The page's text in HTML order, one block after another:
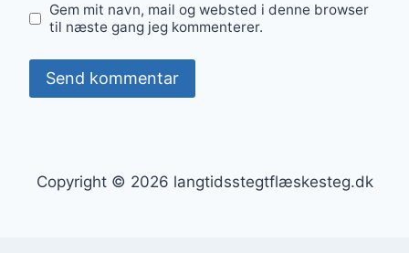
Gem mit navn, mail og websted i denne browser
til næste gang jeg kommenterer.
Copyright © 2026 langtidsstegtflæskesteg.dk